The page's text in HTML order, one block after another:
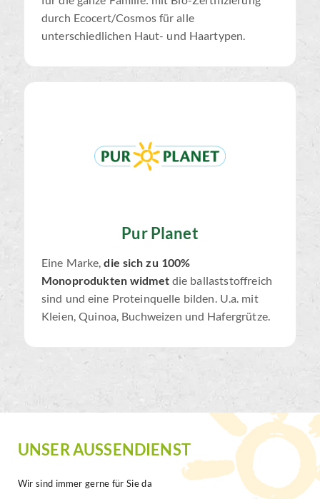
durch Ecocert/Cosmos für alle
unterschiedlichen Haut- und Haartypen.
Pur Planet
Eine Marke,die sich zu 100%
Monoprodukten widmetdie ballaststoffreich
sind und eine Proteinquelle bilden. U.a. mit
Kleien, Quinoa, Buchweizen und Hafergrütze.
UNSER AUSSENDIENST
Wir sind immer gerne für Sie da